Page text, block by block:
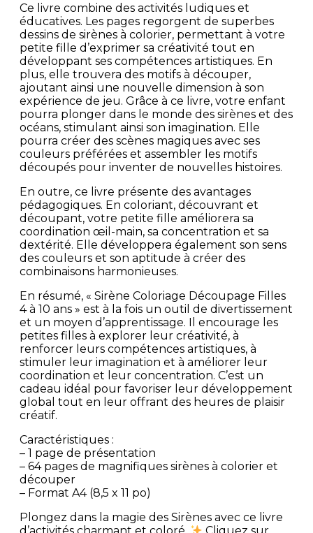
Ce livre combine des activités ludiques et
éducatives. Les pages regorgent de superbes
dessins de sirènes à colorier, permettant à votre
petite fille d’exprimer sa créativité tout en
développant ses compétences artistiques. En
plus, elle trouvera des motifs à découper,
ajoutant ainsi une nouvelle dimension à son
expérience de jeu. Grâce à ce livre, votre enfant
pourra plonger dans le monde des sirènes et des
océans, stimulant ainsi son imagination. Elle
pourra créer des scènes magiques avec ses
couleurs préférées et assembler les motifs
découpés pour inventer de nouvelles histoires.
En outre, ce livre présente des avantages
pédagogiques. En coloriant, découvrant et
découpant, votre petite fille améliorera sa
coordination œil-main, sa concentration et sa
dextérité. Elle développera également son sens
des couleurs et son aptitude à créer des
combinaisons harmonieuses.
En résumé, « Sirène Coloriage Découpage Filles
4 à 10 ans » est à la fois un outil de divertissement
et un moyen d’apprentissage. Il encourage les
petites filles à explorer leur créativité, à
renforcer leurs compétences artistiques, à
stimuler leur imagination et à améliorer leur
coordination et leur concentration. C’est un
cadeau idéal pour favoriser leur développement
global tout en leur offrant des heures de plaisir
créatif.
Caractéristiques :
– 1 page de présentation
– 64 pages de magnifiques sirènes à colorier et
découper
– Format A4 (8,5 x 11 po)
Plongez dans la magie des Sirènes avec ce livre